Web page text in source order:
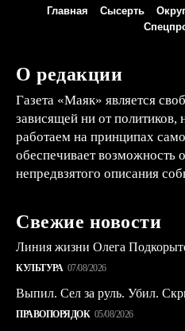
Главная Сысерть Округ
О редакции
Газета «Маяк» является
зависящей ни от
работаем на принципах
обеспечивает возможность
непредвзятого описания
Свежие новости
Линия жизни Олега
КУЛЬТУРА 07/08/2026
Выпил. Сел за руль. Убил.
ПРАВОПОРЯДОК 05/08/2026